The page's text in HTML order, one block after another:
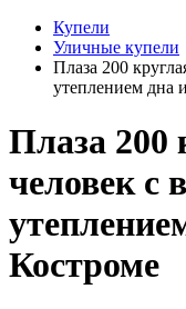
Купели
Уличные купели
Плаза 200
утеплением дна
Плаза 200
человек с
Костроме